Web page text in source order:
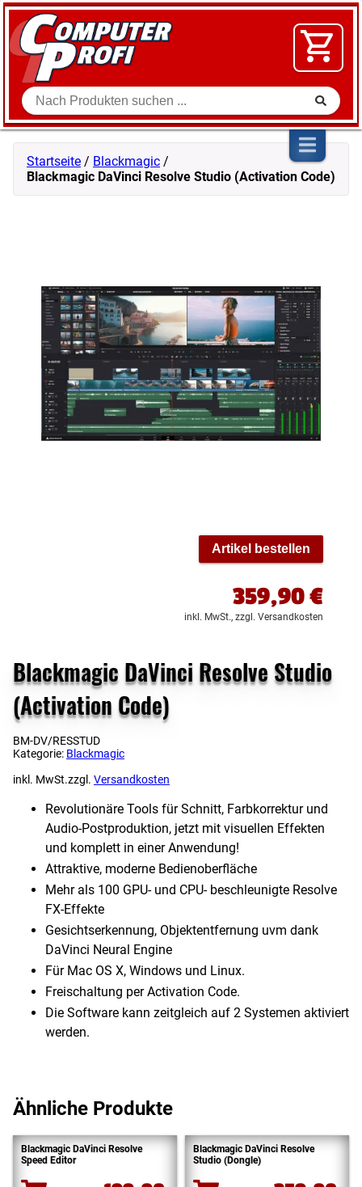
Zum Inhalt springen
Suche
SOFTWARE
VIDEO
SHOP
Startseite / Blackmagic /
Blackmagic DaVinci Resolve Studio (Activation Code)
Artikel bestellen
359,90€
inkl. MwSt., zzgl. Versandkosten
Blackmagic DaVinci Resolve Studio
(Activation Code)
BM-DV/RESSTUD
Kategorie: Blackmagic
inkl. MwSt.zzgl. Versandkosten
Revolutionäre Tools für Schnitt, Farbkorrektur und
Audio-Postproduktion, jetzt mit visuellen Effekten
und komplett in einer Anwendung!
Attraktive, moderne Bedienoberfläche
Mehr als 100 GPU- und CPU- beschleunigte Resolve
FX-Effekte
Gesichtserkennung, Objektentfernung uvm dank
DaVinci Neural Engine
Für Mac OS X, Windows und Linux.
Freischaltung per Activation Code.
Die Software kann zeitgleich auf 2 Systemen aktiviert
werden.
Ähnliche Produkte
Blackmagic DaVinci Resolve
Speed Editor
Blackmagic DaVinci Resolve
Studio (Dongle)